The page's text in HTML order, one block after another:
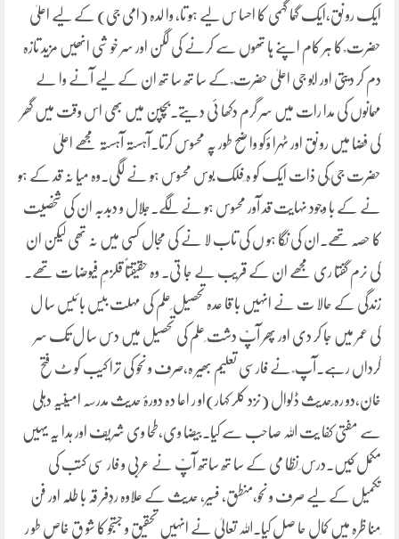
ایک رو نق،ایک گہما گہمی کا احسا س لیے ہو تا، وا لدہ (امی جی) کے لیے اعلیٰ
حضرت ؒ کا ہر کام اپنے ہا تھوں سے کرنے کی لگن اور سر خو شی انھیں مزید تازہ
دم کر دیتی اور ابو جی اعلیٰ حضرت ؒ کے سا تھ سا تھ ان کے لیے آنے وا لے
مہمانوں کی مدا رات میں سر گرم دکھا ئی دیتے۔بچپن میں بھی اس وقت میں گھر
کی فضا میں رو نق اور ٹہرا ؤکو وا ضح طور پہ محسوس کرتا۔آہستہ آہستہ مجھے اعلیٰ
حضرت جی ؒکی ذات ایک کو ہ ِفلک بوس محسوس ہو نے لگی۔وہ میا نہ قد کے ہو
نے کے با وجود نہایت قد آور محسوس ہو نے لگے۔جلال و دبدبہ ان کی شخصیت
کا حصہ تھے۔ان کی نگا ہو ں کی تاب لا نے کی مجال کسی میں نہ تھی لیکن ان
کی نرم گفتا ری مجھے ان کے قریب لے جا تی۔ وہ حقیقتاً قلزمِ فیوضا ت تھے۔
زندگی کے حالا ت نے انہیں با قا عدہ تحصیل ِعلم کی مہلت بیس با ئیس سا ل
کی عمر میں جا کر دی اور پھر آپؒ دشت ِعلم کی تحصیل میں دس سا ل تک سر
گرداں رہے۔آپ ؒ نے فارسی تعلیم بھیر ہ،صرف و نحو کی ترا کیب کو ٹ فتح
خان،دو رہ ٔحدیث ڈلوال (نزد کلر کہار)او ر اعا دہ دورۂ حدیث مدرسہ امینیہ دہلی
سے مفتی کفا یت اللہ صاحب سے کیا۔بیضا وی،طحا وی شریف اور ہدا یہ یہیں
مکمل کیں۔درس ِنظا می کے سا تھ ساتھ آپؒ نے عربی و فار سی کتب کی
تکمیل کے لیے صرف و نحو،منطق، فسیر، حدیث کے علاوہ ردِفر قہ با طلہ اور فن
ِمنا ظرہ میں کمال حا صل کیا۔اللہ تعالیٰ نے انہیں تحقیق و جستجو کا شو ق خاص طو ر